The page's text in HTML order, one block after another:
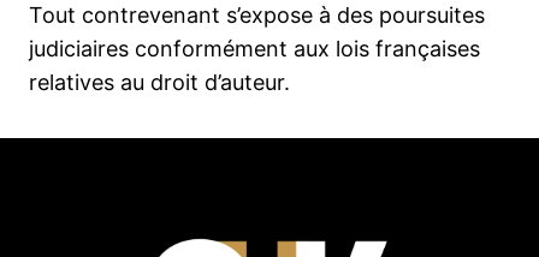
Tout contrevenant s’expose à des poursuites
judiciaires conformément aux lois françaises
relatives au droit d’auteur.